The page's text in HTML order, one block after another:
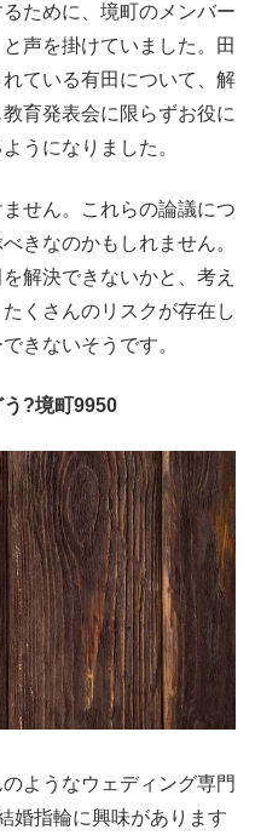
ために、境町のメンバー
声を掛けていました。田
ている有田について、解
育発表会に限らずお役に
うになりました。
せん。これらの論議につ
きなのかもしれません。
解決できないかと、考え
くさんのリスクが存在し
きないそうです。
う?境町9950
ようなウェディング専門
婚指輪に興味があります